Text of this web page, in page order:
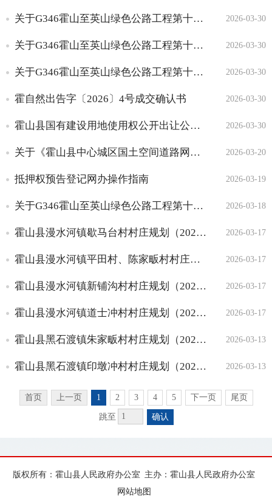
国土调查地类信息
确权登记
自然资源登簿前公告
自然资源确权登记结果公
开
国有土地使用权出让和划拨
土地供应计划
土地出让结果
划拨用地结果公示
住宅用地信息公开
地价信息
详细规划（城镇开发边界
自然资源主管部门组织编
制的国土空间专项规划
乡（镇）国土空间总体规
划
村庄规划
意见书
建设用地、临时建设用地
2026-03-30
关于G346霍山至英山绿色公路工程第十六批次临时使用土地的批复
2026-03-30
关于G346霍山至英山绿色公路工程第十五批次临时使用土地的批复
2026-03-30
关于G346霍山至英山绿色公路工程第十四批次临时使用土地的批复
2026-03-30
霍自然出告字〔2026〕4号成交确认书
2026-03-30
霍山县国有建设用地使用权公开出让公告霍自然出告字〔2026〕7号
2026-03-20
关于《霍山县中心城区国土空间道路网专项规划（2025-2035年）（征求意见稿）》的批前公示
2026-03-19
抵押权预告登记网办操作指南
2026-03-18
关于G346霍山至英山绿色公路工程第十七批次临时用地的批复
2026-03-17
霍山县漫水河镇歇马台村村庄规划（2022-2035年）
2026-03-17
霍山县漫水河镇平田村、陈家畈村村庄规划（2022-2035年）
2026-03-17
霍山县漫水河镇新铺沟村村庄规划（2022-2035年）
2026-03-17
霍山县漫水河镇道士冲村村庄规划（2022-2035年）
2026-03-13
霍山县黑石渡镇朱家畈村村庄规划（2021-2035年）
2026-03-13
霍山县黑石渡镇印墩冲村村庄规划（2022-2035年）
首页 上一页 1 2 3 4 5 下一页 尾页
跳至 确认
版权所有：霍山县人民政府办公室 主办：霍山县人民政府办公室
网站地图